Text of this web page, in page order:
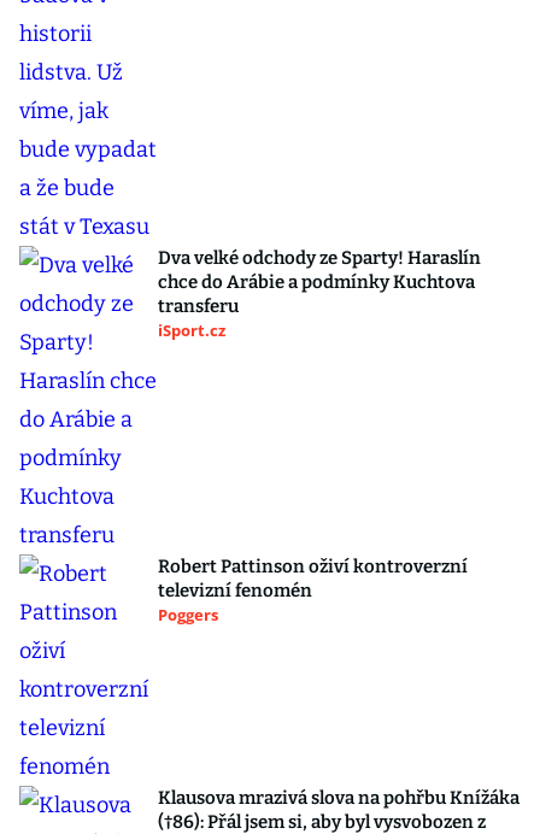
Dva velké odchody ze Sparty! Haraslín
chce do Arábie a podmínky Kuchtova
transferu
iSport.cz
Robert Pattinson oživí kontroverzní
televizní fenomén
Poggers
Klausova mrazivá slova na pohřbu Knížáka
(†86): Přál jsem si, aby byl vysvobozen z